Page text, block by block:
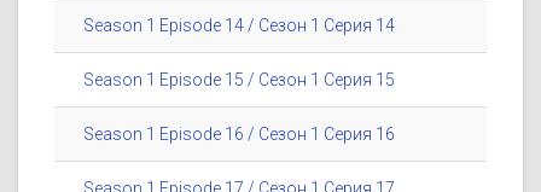
Season 1 Episode 14 / Сезон 1 Серия 14
Season 1 Episode 15 / Сезон 1 Серия 15
Season 1 Episode 16 / Сезон 1 Серия 16